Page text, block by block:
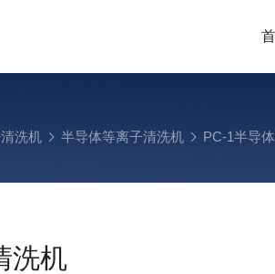
洗机 半导体等离子清洗机 PC-1半导
洗机